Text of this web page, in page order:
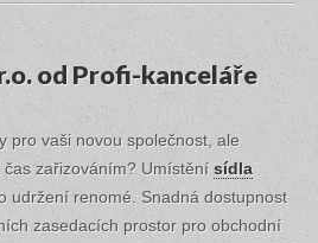
od Profi-kanceláře
pro vaši novou společnost, ale
zařizováním? Umístění sídla
udržení renomé. Snadná dostupnost
zasedacích prostor pro obchodní